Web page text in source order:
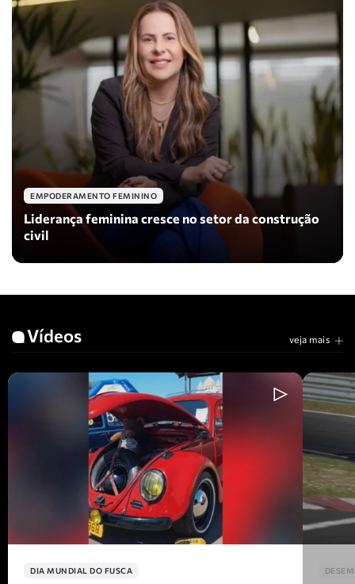
EMPODERAMENTO FEMININO
Liderança feminina cresce no setor da construção
civil
Vídeos veja mais
DIA MUNDIAL DO FUSCA